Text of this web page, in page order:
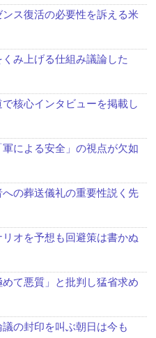
ス復活の必要性を訴える米
み上げる仕組み議論した
核心インタビューを掲載し
による安全」の視点が欠如
の葬送儀礼の重要性説く先
オを予想も回避策は書かぬ
て悪質」と批判し猛省求め
議の封印を叫ぶ朝日は今も